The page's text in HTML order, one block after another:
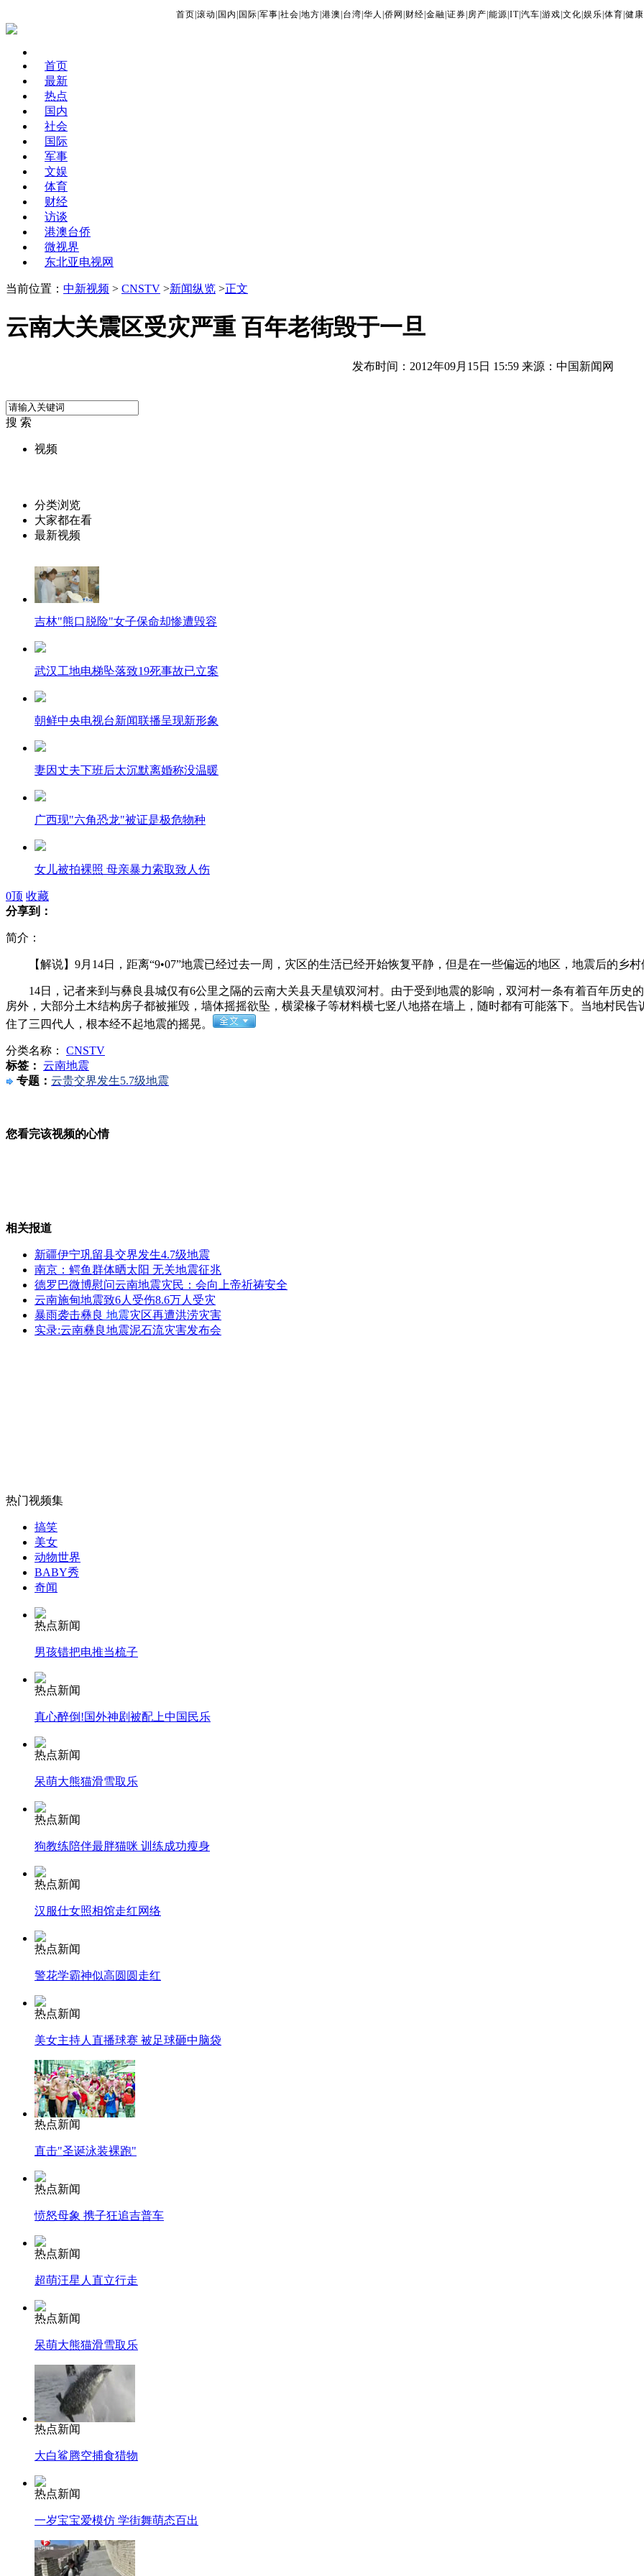
首页 滚动 国内 国际 军事 社会 地方 港澳 台湾 华人 侨网 财经 金融 证券 房产 能源 IT| 汽车 游戏 文化 娱乐 体育 健康
首页
最新
热点
国内
社会
国际
军事
文娱
体育
财经
访谈
港澳台侨
微视界
东北亚电视网
当前位置： 中新视频 > CNSTV >新闻纵览 >正文
云南大关震区受灾严重 百年老街毁于一旦
发布时间：2012年09月15日 15:59 来源：中国新闻网
搜 索
视频
分类浏览
大家都在看
最新视频
吉林"熊口脱险"女子保命却惨遭毁容
武汉工地电梯坠落致19死事故已立案
朝鲜中央电视台新闻联播呈现新形象
妻因丈夫下班后太沉默离婚称没温暖
广西现"六角恐龙"被证是极危物种
女儿被拍裸照 母亲暴力索取致人伤
日史料证实钓鱼岛从未入其版图
国图首公布古籍力证钓鱼岛属于中国
山西运城恶犬咬伤多人 警民合力深夜将其击毙
女孩北京地铁殴打老人 痛下狠手拳打脚踢
消防员救轻生者 花炮节热闹非凡
司机酒驾遇交警 急速倒车逃窜
0顶 收藏
分享到：
简介：
【解说】9月14日，距离“9•07”地震已经过去一周，灾区的生活已经开始恢复平静，但是在一些偏远的地区，地震后的乡村
14日，记者来到与彝良县城仅有6公里之隔的云南大关县天星镇双河村。由于受到地震的影响，双河村一条有着百年历史
房外，大部分土木结构房子都被摧毁，墙体摇摇欲坠，横梁椽子等材料横七竖八地搭在墙上，随时都有可能落下。当地村民
住了三四代人，根本经不起地震的摇晃。
分类名称： CNSTV
标签： 云南地震
专题： 云贵交界发生5.7级地震
您看完该视频的心情
相关报道
新疆伊宁巩留县交界发生4.7级地震
南京：鳄鱼群体晒太阳 无关地震征兆
德罗巴微博慰问云南地震灾民：会向上帝祈祷安全
云南施甸地震致6人受伤8.6万人受灾
暴雨袭击彝良 地震灾区再遭洪涝灾害
实录:云南彝良地震泥石流灾害发布会
热门视频集
搞笑
美女
动物世界
BABY秀
奇闻
热点新闻
男孩错把电推当梳子
热点新闻
真心醉倒!国外神剧被配上中国民乐
热点新闻
呆萌大熊猫滑雪取乐
热点新闻
狗教练陪伴最胖猫咪 训练成功瘦身
热点新闻
汉服仕女照相馆走红网络
热点新闻
警花学霸神似高圆圆走红
热点新闻
美女主持人直播球赛 被足球砸中脑袋
热点新闻
直击"圣诞泳装裸跑"
热点新闻
愤怒母象 携子狂追吉普车
热点新闻
超萌汪星人直立行走
热点新闻
呆萌大熊猫滑雪取乐
热点新闻
大白鲨腾空捕食猎物
热点新闻
一岁宝宝爱模仿 学街舞萌态百出